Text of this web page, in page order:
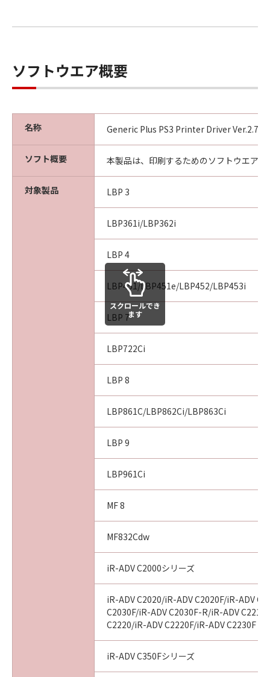
ソフトウエア概要
名称 Generic Plus PS3 Printer Driver Ver.2.72
ソフト概要 本製品は、印刷するためのソフトウエアで
対象製品 LBP 3
LBP361i/LBP362i
LBP 4
LBP451/LBP451e/LBP452/LBP453i
LBP 7
LBP722Ci
LBP 8
LBP861C/LBP862Ci/LBP863Ci
LBP 9
LBP961Ci
MF 8
MF832Cdw
iR-ADV C2000シリーズ
iR-ADV C2020/iR-ADV C2020F/iR-ADV
C2030F/iR-ADV C2030F-R/iR-ADV
C2220/iR-ADV C2220F/iR-ADV C2230F
iR-ADV C350Fシリーズ
スクロールでき
ます